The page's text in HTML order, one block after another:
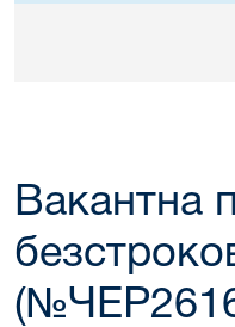
Вакантна